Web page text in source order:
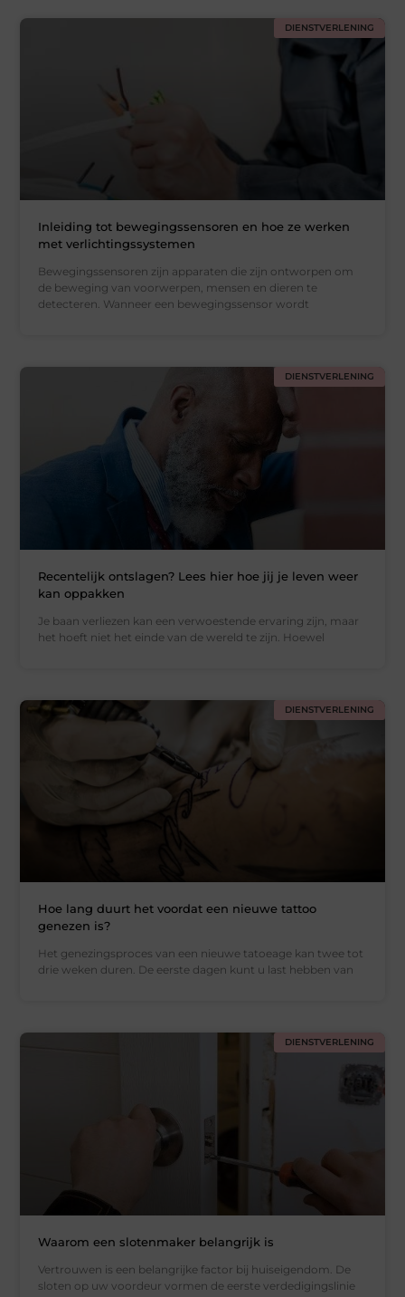
DIENSTVERLENING
Inleiding tot bewegingssensoren en hoe ze werken
met verlichtingssystemen
Bewegingssensoren zijn apparaten die zijn ontworpen om
de beweging van voorwerpen, mensen en dieren te
detecteren. Wanneer een bewegingssensor wordt
DIENSTVERLENING
Recentelijk ontslagen? Lees hier hoe jij je leven weer
kan oppakken
Je baan verliezen kan een verwoestende ervaring zijn, maar
het hoeft niet het einde van de wereld te zijn. Hoewel
DIENSTVERLENING
Hoe lang duurt het voordat een nieuwe tattoo
genezen is?
Het genezingsproces van een nieuwe tatoeage kan twee tot
drie weken duren. De eerste dagen kunt u last hebben van
DIENSTVERLENING
Waarom een slotenmaker belangrijk is
Vertrouwen is een belangrijke factor bij huiseigendom. De
sloten op uw voordeur vormen de eerste verdedigingslinie